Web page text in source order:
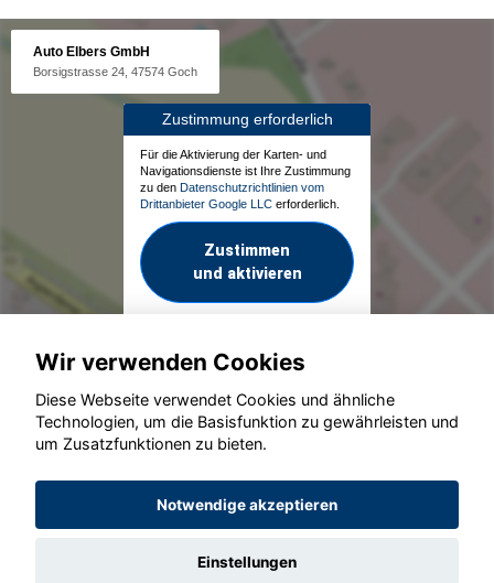
Auto Elbers GmbH
Borsigstrasse 24, 47574 Goch
Zustimmung erforderlich
Für die Aktivierung der Karten- und
Navigationsdienste ist Ihre Zustimmung
zu den Datenschutzrichtlinien vom
Drittanbieter Google LLC erforderlich.
Zustimmen
und aktivieren
© konjunkturmotor.de GmbH 2020 - 2026
Wir verwenden Cookies
Diese Webseite verwendet Cookies und ähnliche
Technologien, um die Basisfunktion zu gewährleisten und
um Zusatzfunktionen zu bieten.
Notwendige akzeptieren
Einstellungen